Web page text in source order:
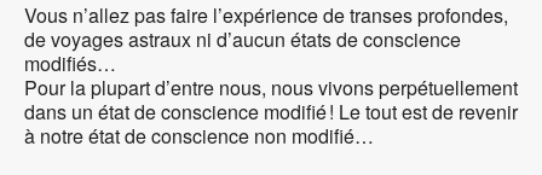
Vous n’allez pas faire l’expérience de transes profondes,
de voyages astraux ni d’aucun états de conscience
modifiés…
Pour la plupart d’entre nous, nous vivons perpétuellement
dans un état de conscience modifié ! Le tout est de revenir
à notre état de conscience non modifié…